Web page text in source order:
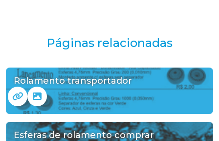
Páginas relacionadas
Rolamento transportador
Esferas de rolamento comprar